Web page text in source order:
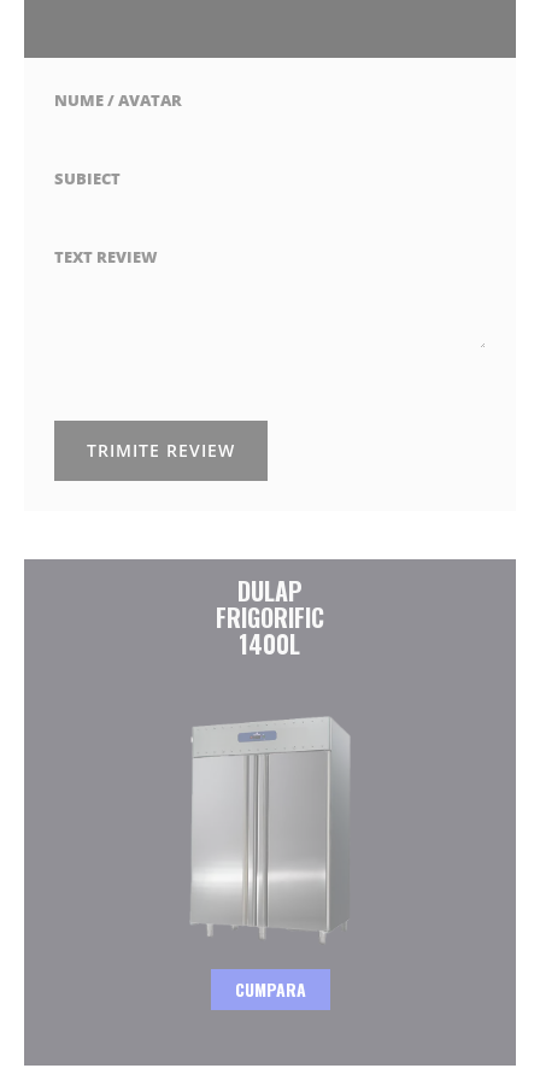
NUME / AVATAR
SUBIECT
TEXT REVIEW
TRIMITE REVIEW
DULAP
FRIGORIFIC
1400L
CUMPARA